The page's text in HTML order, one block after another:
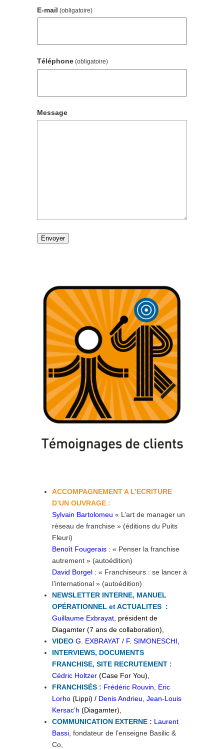
E-mail (obligatoire)
Téléphone (obligatoire)
Message
Envoyer
ACCOMPAGNEMENT A L’ECRITURE
D’UN OUVRAGE :
Sylvain Bartolomeu « L’art de manager un
réseau de franchise » (éditions du Puits
Fleuri)
Benoît Fougerais : « Penser la franchise
autrement » (autoédition)
David Borgel : « Franchiseurs : se lancer à
l’international » (autoédition)
NEWSLETTER INTERNE, MANUEL
OPÉRATIONNEL et ACTUALITES :
Guillaume Exbrayat , président de
Diagamter (7 ans de collaboration),
VIDEO G. EXBRAYAT / F. SIMONESCHI
INTERVIEWS, DOCUMENTS
FRANCHISE, SITE RECRUTEMENT :
Cédric Holtzer (Case For You),
FRANCHISÉS : Frédéric Rouvin, Eric
Lorho (Lippi) / Denis Andrieu, Jean-Louis
Kersac’h (Diagamter),
COMMUNICATION EXTERNE : Laurent
Bassi , fondateur de l’enseigne Basilic &
Co,